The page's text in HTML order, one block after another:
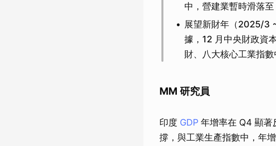
中，營建業暫時滑落至
展望新財年（2025/3
據，12 月中央財政資
財、八大核心工業指
MM 研究員
印度 GDP 年增率在 Q4 顯著
撐，與工業生產指數中，年